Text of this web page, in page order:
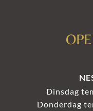
Dinsdag
Donderdag